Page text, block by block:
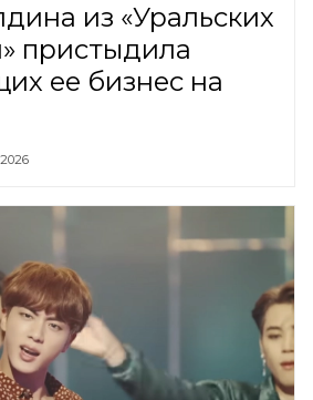
из «Уральских
пристыдила
ее бизнес на